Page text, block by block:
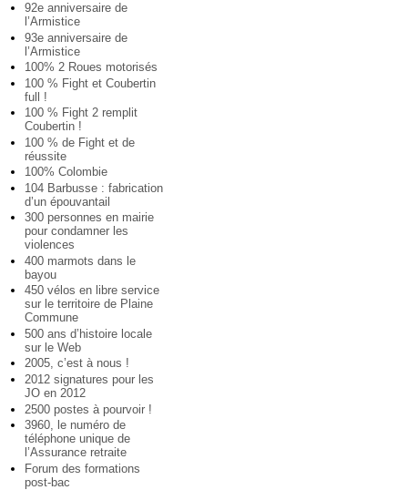
92e anniversaire de
l’Armistice
93e anniversaire de
l’Armistice
100% 2 Roues motorisés
100 % Fight et Coubertin
full !
100 % Fight 2 remplit
Coubertin !
100 % de Fight et de
réussite
100% Colombie
104 Barbusse : fabrication
d’un épouvantail
300 personnes en mairie
pour condamner les
violences
400 marmots dans le
bayou
450 vélos en libre service
sur le territoire de Plaine
Commune
500 ans d’histoire locale
sur le Web
2005, c’est à nous !
2012 signatures pour les
JO en 2012
2500 postes à pourvoir !
3960, le numéro de
téléphone unique de
l’Assurance retraite
Forum des formations
post-bac